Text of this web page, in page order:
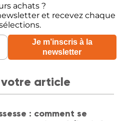
achats ?
et recevez chaque
article
: comment se